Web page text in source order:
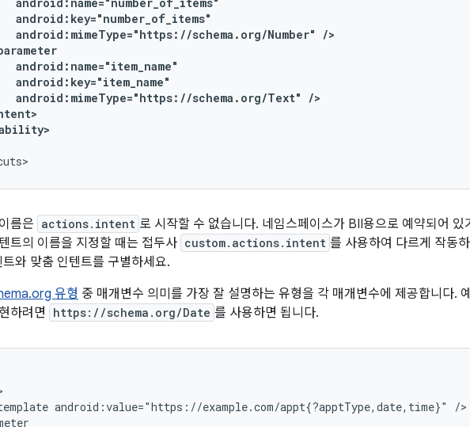
android:mimeType="https://schema.org/Number"
android:mimeType="https://schema.org/Text"
름은 actions.intent 로 시작할 수 없습니다. 네임스페이스가 BII용으로 예약되어 있
트의 이름을 지정할 때는 접두사 custom.actions.intent 를 사용하여 다르게 작동
와 맞춤 인텐트를 구별하세요.
유형 중 매개변수 의미를 가장 잘 설명하는 유형을 각 매개변수에 제공합니다.
하려면
https://schema.org/Date 를 사용하면 됩니다.
android:value="https://example.com/appt{?apptType,date,time}"